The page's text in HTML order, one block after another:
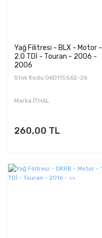
Yağ Filitresi - BLX - Motor -
2.0 TDİ - Touran - 2006 -
2006
Stok Kodu:06D115562-26
Marka:İTHAL
260,00 TL